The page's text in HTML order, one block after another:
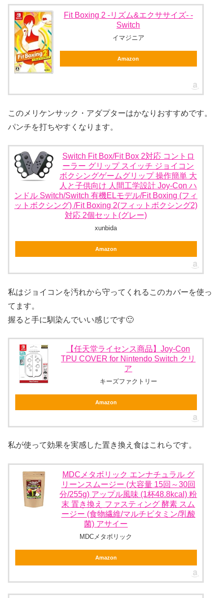
Fit Boxing 2 -リズム&エクササイズ- -
Switch
イマジニア
Amazon
このメリケンサック・アダプターはかなりおすすめです。
パンチを打ちやすくなります。
Switch Fit Box/Fit Box 2対応 コントロ
ーラー グリップ スイッチ ジョイコン
ボクシングゲームグリップ 操作簡単 大
人と子供向け 人間工学設計 Joy-Con ハ
ンドル Switch/Switch 有機ELモデル/Fit Boxing (フィ
ットボクシング) /Fit Boxing 2(フィットボクシング2)
対応 2個セット(グレー)
xunbida
Amazon
私はジョイコンを汚れから守ってくれるこのカバーを使っ
てます。
握ると手に馴染んでいい感じです🙂
【任天堂ライセンス商品】Joy-Con
TPU COVER for Nintendo Switch クリ
ア
キーズファクトリー
Amazon
私が使って効果を実感した置き換え食はこれらです。
MDCメタボリック エンナチュラル グ
リーンスムージー (大容量 15回～30回
分/255g) アップル風味 (1杯48.8kcal) 粉
末 置き換え ファスティング 酵素 スム
ージー (食物繊維/マルチビタミン/乳酸
菌) アサイー
MDCメタボリック
Amazon